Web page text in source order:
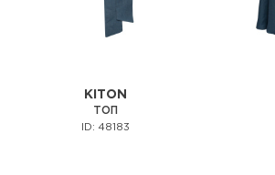
KITON
ТОП
ID: 48183